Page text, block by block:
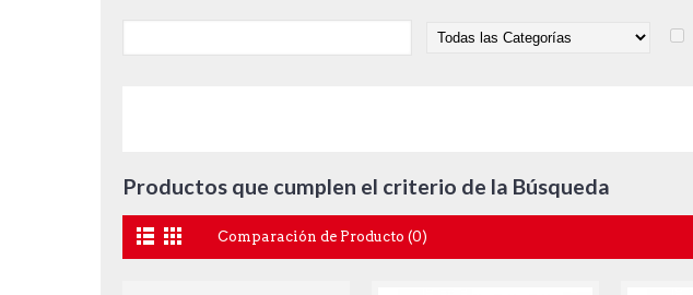
Productos que cumplen el criterio de la Búsqueda
Comparación de Producto (0)